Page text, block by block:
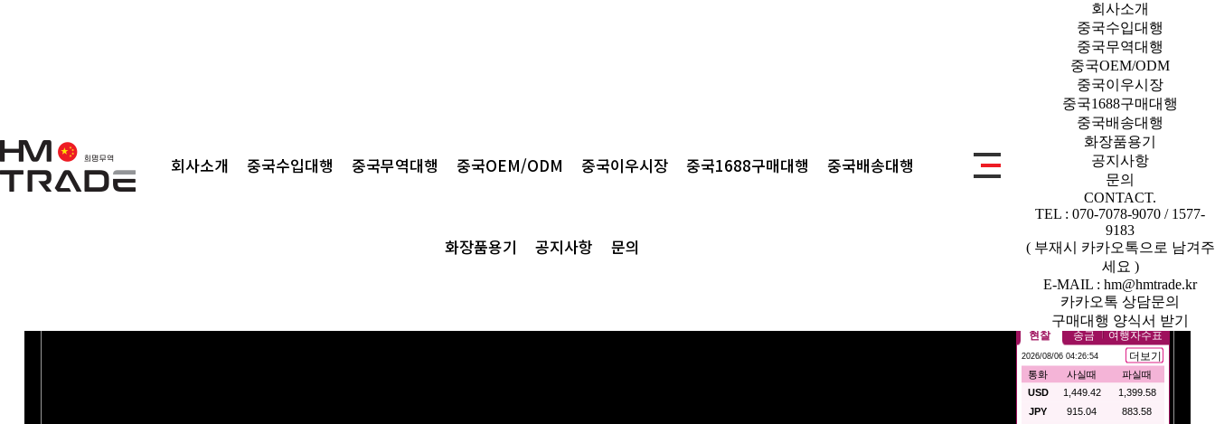
회사소개 중국수입대행 중국무역대행 중국OEM/ODM 중국이우시장 중국1688구매대행 중국배송대행
화장품용기 공지사항 문의
회사소개
중국수입대행
중국무역대행
중국OEM/ODM
중국이우시장
중국1688구매대행
중국배송대행
화장품용기
공지사항
문의
CONTACT.
TEL : 070-7078-9070 / 1577-
9183
( 부재시 카카오톡으로 남겨주
세요 )
E-MAIL : hm@hmtrade.kr
카카오톡 상담문의
구매대행 양식서 받기
다만, 현지 사정에 따라 업데이트를 하지 않은 제품들이 대부분이기에
보다 자세한 사항은 고객센터를 통하여 찾으실려는 제품을 알려주시기 바랍니다.